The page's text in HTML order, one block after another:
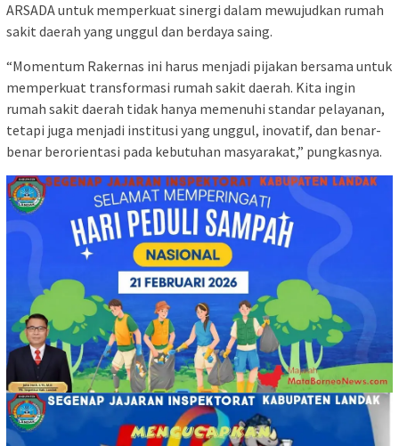
ARSADA untuk memperkuat sinergi dalam mewujudkan rumah
sakit daerah yang unggul dan berdaya saing.
“Momentum Rakernas ini harus menjadi pijakan bersama untuk
memperkuat transformasi rumah sakit daerah. Kita ingin
rumah sakit daerah tidak hanya memenuhi standar pelayanan,
tetapi juga menjadi institusi yang unggul, inovatif, dan benar-
benar berorientasi pada kebutuhan masyarakat,” pungkasnya.